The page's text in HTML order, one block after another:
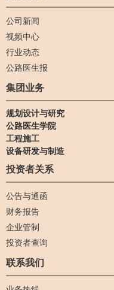
公司新闻
视频中心
行业动态
公路医生报
集团业务
规划设计与研究
公路医生学院
工程施工
设备研发与制造
投资者关系
公告与通函
财务报告
企业管制
投资者查询
联系我们